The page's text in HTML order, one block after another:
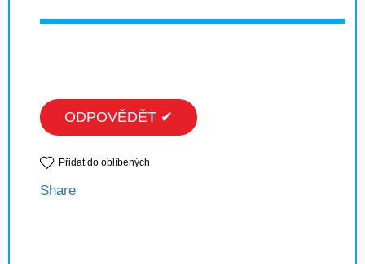
ODPOVĚDĚT ✔
Přidat do oblíbených
Share